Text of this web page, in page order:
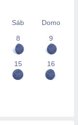
Sáb
Domo
8 9
15 16